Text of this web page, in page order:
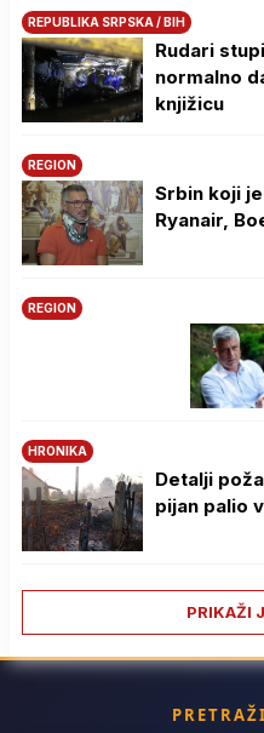
REPUBLIKA SRPSKA / BIH
Rudari
normalno
knjižicu
REGION
Srbin koji
Ryanair,
REGION
HRONIKA
Detalji
pijan palio
PRIKAŽI